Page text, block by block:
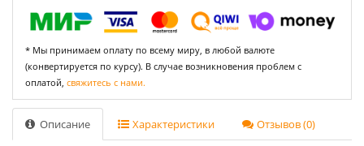
* Мы принимаем оплату по всему миру, в любой валюте
(конвертируется по курсу). В случае возникновения проблем с
оплатой, свяжитесь с нами.
Описание Характеристики Отзывов (0)